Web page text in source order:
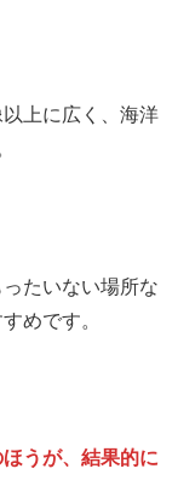
上に広く、海洋
たいない場所な
めです。
うが、結果的に